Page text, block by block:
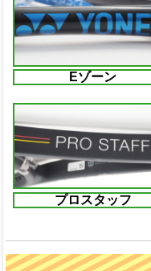
Eゾーン
プロスタッフ